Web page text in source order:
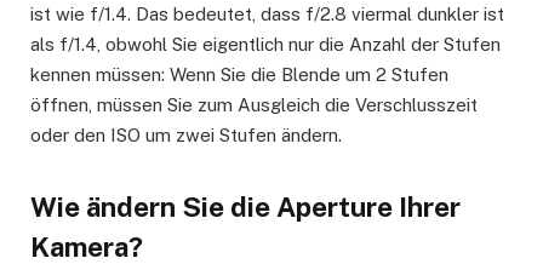
ist wie f/1.4. Das bedeutet, dass f/2.8 viermal dunkler ist
als f/1.4, obwohl Sie eigentlich nur die Anzahl der Stufen
kennen müssen: Wenn Sie die Blende um 2 Stufen
öffnen, müssen Sie zum Ausgleich die Verschlusszeit
oder den ISO um zwei Stufen ändern.
Wie ändern Sie die Aperture Ihrer
Kamera?